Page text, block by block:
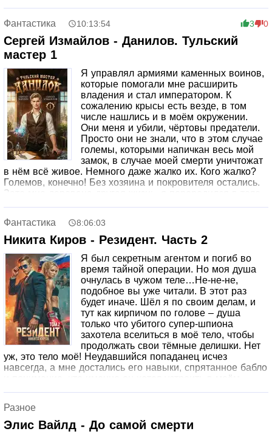
искатель приключений, другим – как беспечный повеса, а
третьим – как популярный писатель. На самом же деле
человек-тень зарабатывает на жизнь вымогательством.
Но однажды владелец компании, занимающейся
заказными убийствами, предлагает ему спланировать
идеальное преступление…«Человек-тень», один из
лучших романов Эдогавы Рампо, заслуживший
упоминания у братьев Стругацких в «Хромой судьбе»,
публикуется на русском языке впервые!© Перевод. У.
Сапцина, 2025© ООО «Издательство АСТ», 2026
Фантастика 10:13:54 3 0
Сергей Измайлов - Данилов. Тульский
мастер 1
Я управлял армиями каменных воинов,
которые помогали мне расширить
владения и стал императором. К
сожалению крысы есть везде, в том
числе нашлись и в моём окружении.
Они меня и убили, чёртовы предатели.
Просто они не знали, что в этом случае
големы, которыми напичкан весь мой
замок, в случае моей смерти уничтожат
в нём всё живое. Немного даже жалко их. Кого жалко?
Големов, конечно! Без хозяина и покровителя остались.
Зато мне дарована другая жизнь, я переродился в теле
говорите? Хорошо, говорите, а я вам покажу кто здесь
мастер!
Фантастика 8:06:03
Никита Киров - Резидент. Часть 2
Я был секретным агентом и погиб во
время тайной операции. Но моя душа
очнулась в чужом теле…Не-не-не,
подобное вы уже читали. В этот раз
будет иначе. Шёл я по своим делам, и
тут как кирпичом по голове – душа
только что убитого супер-шпиона
захотела вселиться в моё тело, чтобы
продолжать свои тёмные делишки. Нет
уж, это тело моё! Неудавшийся попаданец исчез
навсегда, а мне достались его навыки, спрятанное бабло
воплотился в жизнь… и не вылететь из универа из-за
долгов по прошлой сессии.
Разное
Элис Вайлд - До самой смерти